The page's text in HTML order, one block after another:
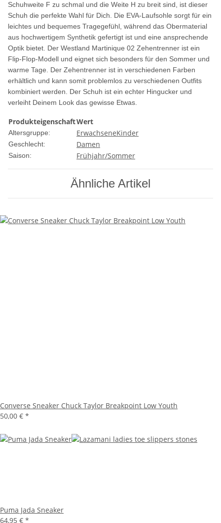
Schuhweite F zu schmal und die Weite H zu breit sind, ist dieser
Schuh die perfekte Wahl für Dich. Die EVA-Laufsohle sorgt für ein
leichtes und bequemes Tragegefühl, während das Obermaterial
aus hochwertigem Synthetik gefertigt ist und eine ansprechende
Optik bietet. Der Westland Martinique 02 Zehentrenner ist ein
Flip-Flop-Modell und eignet sich besonders für den Sommer und
warme Tage. Der Zehentrenner ist in verschiedenen Farben
erhältlich und kann somit problemlos zu verschiedenen Outfits
kombiniert werden. Der Schuh ist ein echter Hingucker und
verleiht Deinem Look das gewisse Etwas.
ProdukteigenschaftWert
Altersgruppe: ErwachseneKinder
Geschlecht: Damen
Saison: Frühjahr/Sommer
Ähnliche Artikel
Converse Sneaker Chuck Taylor Breakpoint Low Youth
50,00 € *
Puma Jada Sneaker
64,95 € *